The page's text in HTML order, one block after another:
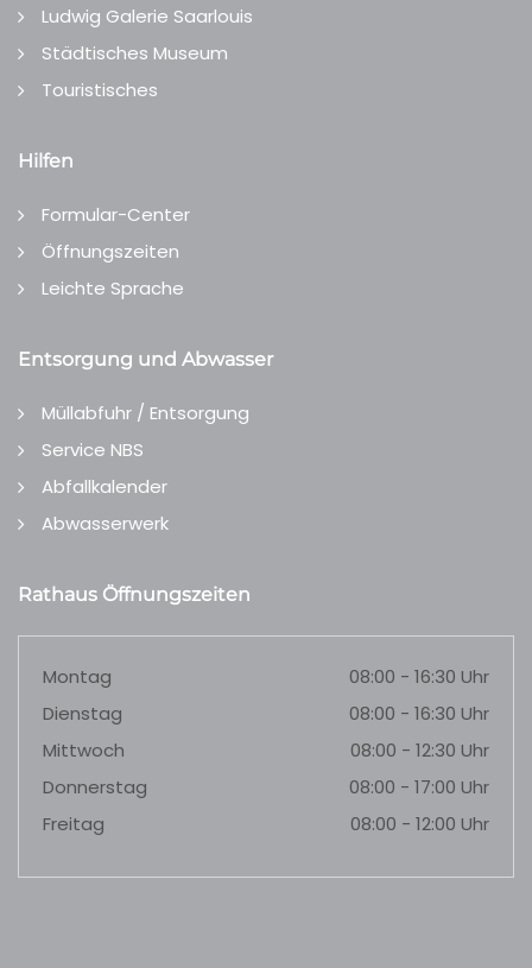
Ludwig Galerie Saarlouis
Städtisches Museum
Touristisches
Hilfen
Formular-Center
Öffnungszeiten
Leichte Sprache
Entsorgung und Abwasser
Müllabfuhr / Entsorgung
Service NBS
Abfallkalender
Abwasserwerk
Rathaus Öffnungszeiten
Montag
08:00 - 16:30 Uhr
Dienstag
08:00 - 16:30 Uhr
Mittwoch
08:00 - 12:30 Uhr
Donnerstag
08:00 - 17:00 Uhr
Freitag
08:00 - 12:00 Uhr